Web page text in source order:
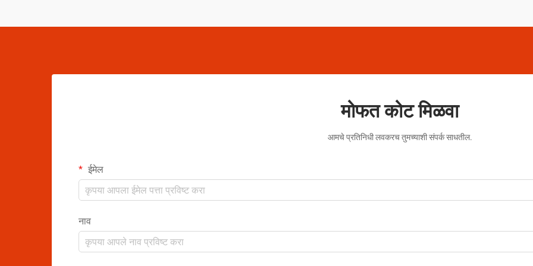
मोफत कोट मिळवा
आमचे प्रतिनिधी लवकरच तुमच्याशी संपर्क साधतील.
ईमेल
नाव